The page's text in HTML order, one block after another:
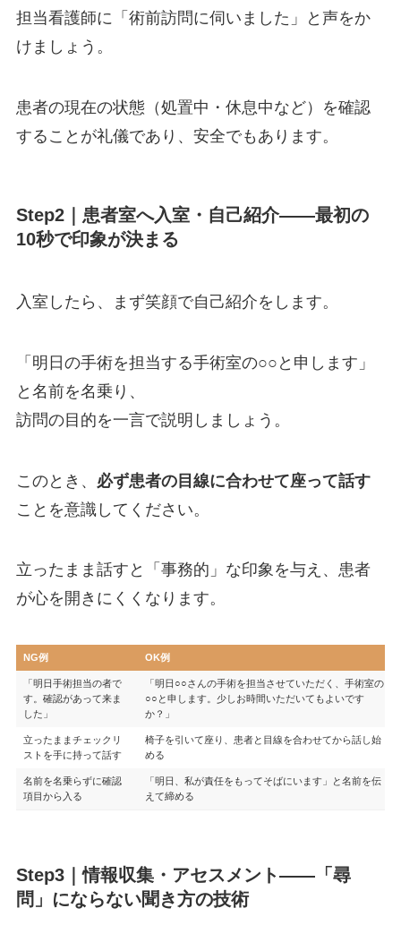
担当看護師に「術前訪問に伺いました」と声をか
けましょう。
患者の現在の状態（処置中・休息中など）を確認
することが礼儀であり、安全でもあります。
Step2｜患者室へ入室・自己紹介——最初の
10秒で印象が決まる
入室したら、まず笑顔で自己紹介をします。
「明日の手術を担当する手術室の○○と申します」
と名前を名乗り、
訪問の目的を一言で説明しましょう。
このとき、 必ず患者の目線に合わせて座って話す
ことを意識してください。
立ったまま話すと「事務的」な印象を与え、患者
が心を開きにくくなります。
NG例 OK例
「明日手術担当の者で
す。確認があって来ま
した」
「明日○○さんの手術を担当させていただく、手術室の
○○と申します。少しお時間いただいてもよいです
か？」
立ったままチェックリ
ストを手に持って話す
椅子を引いて座り、患者と目線を合わせてから話し始
める
名前を名乗らずに確認
項目から入る
「明日、私が責任をもってそばにいます」と名前を伝
えて締める
Step3｜情報収集・アセスメント——「尋
問」にならない聞き方の技術